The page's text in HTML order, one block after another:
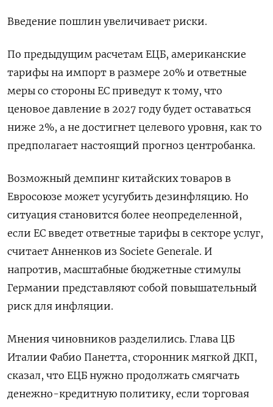
Введение пошлин увеличивает риски.
По предыдущим расчетам ЕЦБ, американские
тарифы на импорт в размере 20% и ответные
меры со стороны ЕС приведут к тому, что
ценовое давление в 2027 году будет оставаться
ниже 2%, а не достигнет целевого уровня, как то
предполагает настоящий прогноз центробанка.
Возможный демпинг китайских товаров в
Евросоюзе может усугубить дезинфляцию. Но
ситуация становится более неопределенной,
если ЕС введет ответные тарифы в секторе услуг,
считает Анненков из Societe Generale. И
напротив, масштабные бюджетные стимулы
Германии представляют собой повышательный
риск для инфляции.
Мнения чиновников разделились. Глава ЦБ
Италии Фабио Панетта, сторонник мягкой ДКП,
сказал, что ЕЦБ нужно продолжать смягчать
денежно-кредитную политику, если торговая